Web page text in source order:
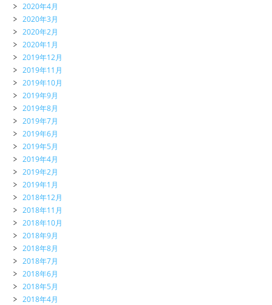
2020年4月
2020年3月
2020年2月
2020年1月
2019年12月
2019年11月
2019年10月
2019年9月
2019年8月
2019年7月
2019年6月
2019年5月
2019年4月
2019年2月
2019年1月
2018年12月
2018年11月
2018年10月
2018年9月
2018年8月
2018年7月
2018年6月
2018年5月
2018年4月